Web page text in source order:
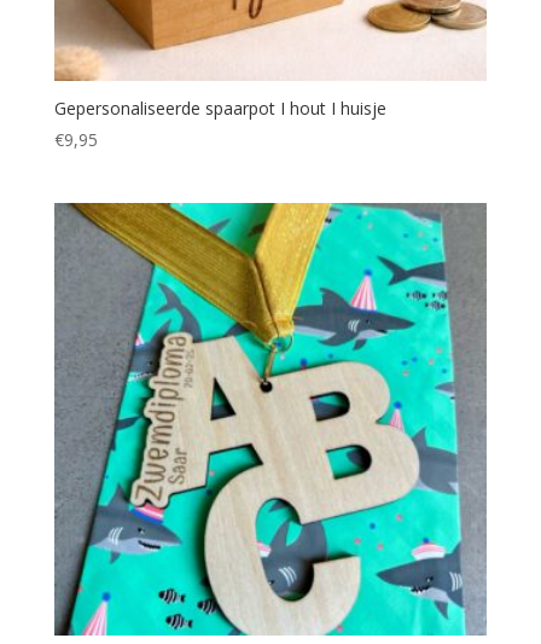
Gepersonaliseerde spaarpot I hout I huisje
€9,95